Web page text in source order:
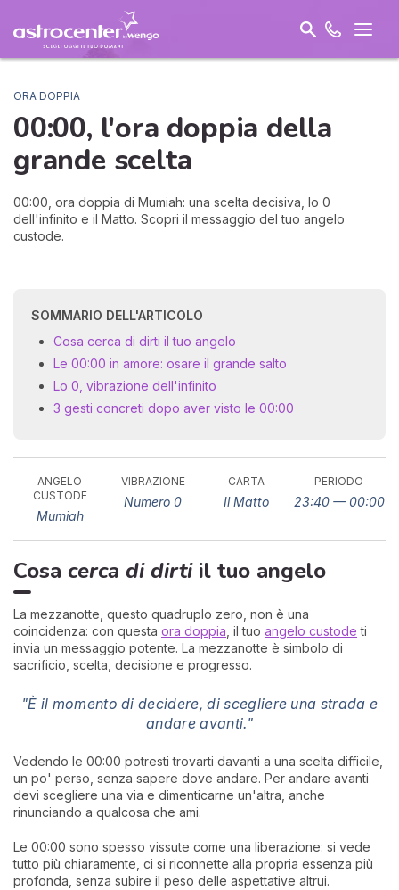
ORA DOPPIA
00:00, l'ora doppia della
grande scelta
00:00, ora doppia di Mumiah: una scelta decisiva, lo 0
dell'infinito e il Matto. Scopri il messaggio del tuo angelo
custode.
SOMMARIO DELL'ARTICOLO
Cosa cerca di dirti il tuo angelo
Le 00:00 in amore: osare il grande salto
Lo 0, vibrazione dell'infinito
3 gesti concreti dopo aver visto le 00:00
ANGELO
CUSTODE
Mumiah
VIBRAZIONE
Numero 0
CARTA
Il Matto
PERIODO
23:40 — 00:00
Cosa cerca di dirtiil tuo angelo
La mezzanotte, questo quadruplo zero, non è una
coincidenza: con questa ora doppia, il tuo angelo custode ti
invia un messaggio potente. La mezzanotte è simbolo di
sacrificio, scelta, decisione e progresso.
"È il momento di decidere, di scegliere una strada e
andare avanti."
Vedendo le 00:00 potresti trovarti davanti a una scelta difficile,
un po' perso, senza sapere dove andare. Per andare avanti
devi scegliere una via e dimenticarne un'altra, anche
rinunciando a qualcosa che ami.
Le 00:00 sono spesso vissute come una liberazione: si vede
tutto più chiaramente, ci si riconnette alla propria essenza più
profonda, senza subire il peso delle aspettative altrui.